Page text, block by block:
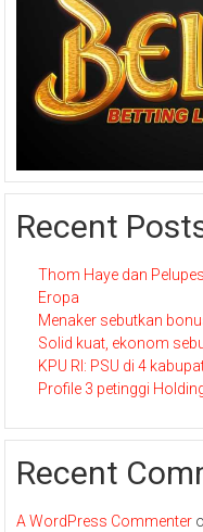
Recent
Thom Haye dan
Eropa
Menaker sebutkan
Solid kuat, ekonom
KPU RI: PSU di 4
Profile 3 petinggi
Recent
A WordPress Commenter